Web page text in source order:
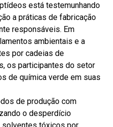
está testemunhando
a práticas de fabricação
responsáveis. Em
ambientais e a
por cadeias de
os participantes do setor
de química verde em suas
de produção com
o desperdício